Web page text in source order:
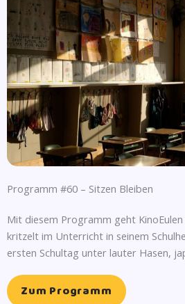
Programm #60 – Sitzen Bleiben
Mit diesem Programm geht KinoEulen
kritzelt im Unterricht in seinem
ersten Schultag unter lauter Hasen,
Zum Programm